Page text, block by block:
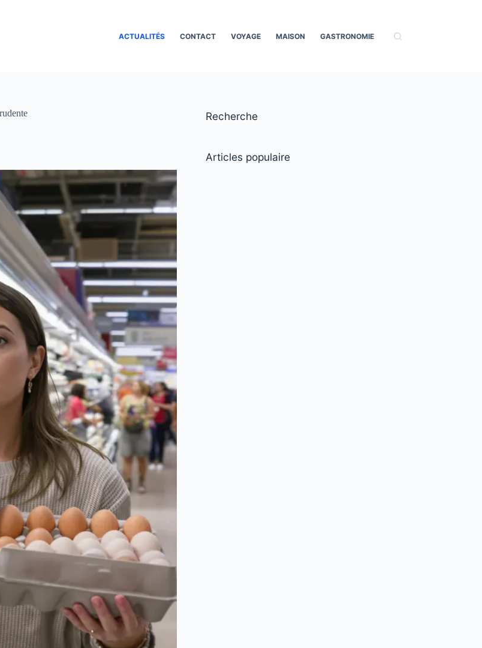
ACTUALITÉS CONTACT VOYAGE MAISON GASTRONOMIE
Recherche
Articles populaire